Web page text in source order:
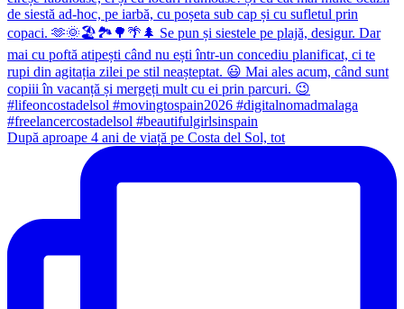
După aproape 4 ani de viață pe Costa del Sol, tot